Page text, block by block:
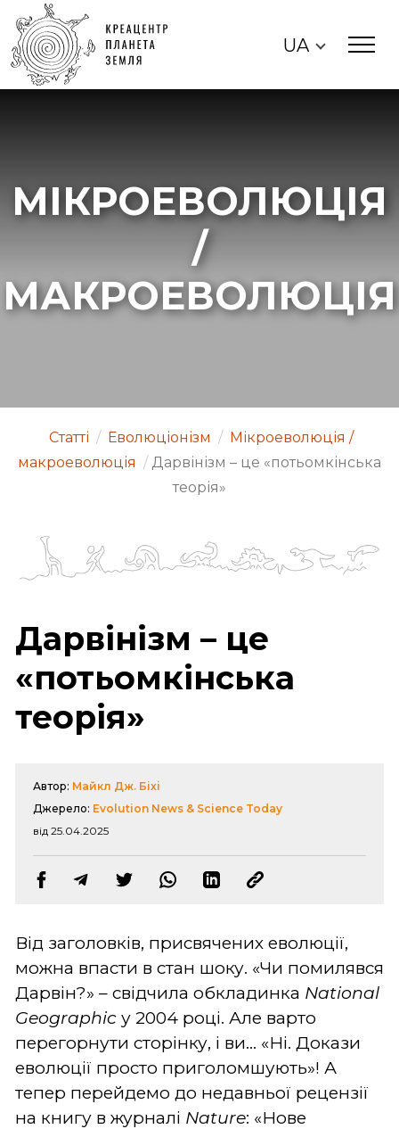
UA
МІКРОЕВОЛЮЦІЯ
/
МАКРОЕВОЛЮЦІЯ
Статті / Еволюціонізм / Мікроеволюція /
макроеволюція / Дарвінізм – це «потьомкінська
теорія»
Дарвінізм – це
«потьомкінська
теорія»
Автор: Майкл Дж. Біхі
Джерело: Evolution News & Science Today
від 25.04.2025
Від заголовків, присвячених еволюції,
можна впасти в стан шоку. «Чи помилявся
Дарвін?» – свідчила обкладинка National
Geographic у 2004 році. Але варто
перегорнути сторінку, і ви... «Ні. Докази
еволюції просто приголомшують»! А
тепер перейдемо до недавньої рецензії
на книгу в журналі Nature: «Нове